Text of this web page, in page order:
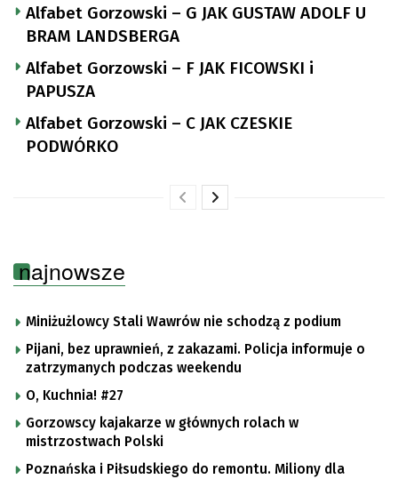
Alfabet Gorzowski – G JAK GUSTAW ADOLF U
BRAM LANDSBERGA
Alfabet Gorzowski – F JAK FICOWSKI i
PAPUSZA
Alfabet Gorzowski – C JAK CZESKIE
PODWÓRKO
najnowsze
Miniżużlowcy Stali Wawrów nie schodzą z podium
Pijani, bez uprawnień, z zakazami. Policja informuje o
zatrzymanych podczas weekendu
O, Kuchnia! #27
Gorzowscy kajakarze w głównych rolach w
mistrzostwach Polski
Poznańska i Piłsudskiego do remontu. Miliony dla